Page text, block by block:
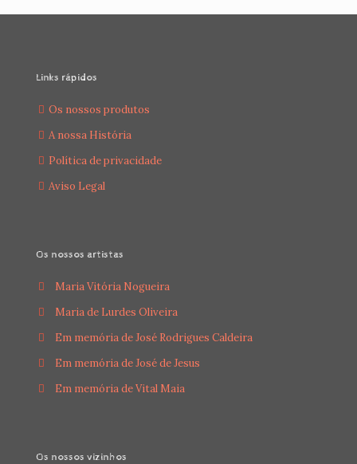
Links rápidos
Os nossos produtos
A nossa História
Política de privacidade
Aviso Legal
Os nossos artistas
Maria Vitória Nogueira
Maria de Lurdes Oliveira
Em memória de José Rodrigues Caldeira
Em memória de José de Jesus
Em memória de Vital Maia
Os nossos vizinhos